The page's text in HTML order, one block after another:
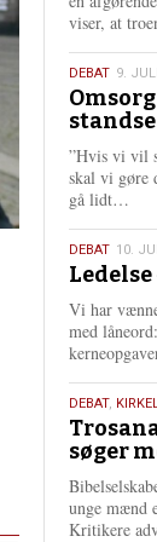
viser, at
9.
juli
2026
DEBAT 9.
”Hvis vi vil
skal vi gøre
gå lidt…
s
e
r
e
10.
juni
2026
DEBAT 10.
Vi har
med
2.
juni
2026
DEBAT,
søger
unge mænd
Kritikere